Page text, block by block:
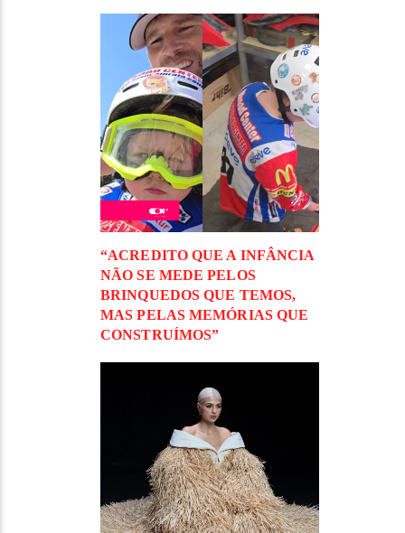
“ACREDITO QUE A INFÂNCIA
NÃO SE MEDE PELOS
BRINQUEDOS QUE TEMOS,
MAS PELAS MEMÓRIAS QUE
CONSTRUÍMOS”